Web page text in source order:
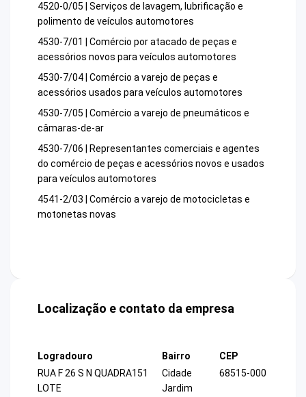
4520-0/05 | Serviços de lavagem, lubrificação e
polimento de veículos automotores
4530-7/01 | Comércio por atacado de peças e
acessórios novos para veículos automotores
4530-7/04 | Comércio a varejo de peças e
acessórios usados para veículos automotores
4530-7/05 | Comércio a varejo de pneumáticos e
câmaras-de-ar
4530-7/06 | Representantes comerciais e agentes
do comércio de peças e acessórios novos e usados
para veículos automotores
4541-2/03 | Comércio a varejo de motocicletas e
motonetas novas
Localização e contato da empresa
Logradouro
RUA F 26 S N QUADRA151
LOTE
Bairro
Cidade
Jardim
CEP
68515-000